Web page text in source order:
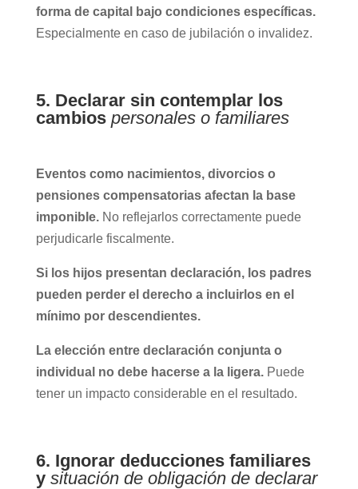
forma de capital bajo condiciones específicas.
Especialmente en caso de jubilación o invalidez.
5. Declarar sin contemplar los
cambios personales o familiares
Eventos como nacimientos, divorcios o
pensiones compensatorias afectan la base
imponible.No reflejarlos correctamente puede
perjudicarle fiscalmente.
Si los hijos presentan declaración, los padres
pueden perder el derecho a incluirlos en el
mínimo por descendientes.
La elección entre declaración conjunta o
individual no debe hacerse a la ligera.Puede
tener un impacto considerable en el resultado.
6. Ignorar deducciones familiares
y situación de obligación de declarar